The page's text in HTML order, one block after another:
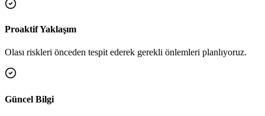
Proaktif Yaklaşım
Olası riskleri önceden tespit ederek gerekli önlemleri planlıyoruz.
Güncel Bilgi